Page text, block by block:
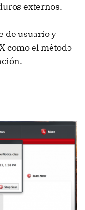
externos.
de usuario y
como el método